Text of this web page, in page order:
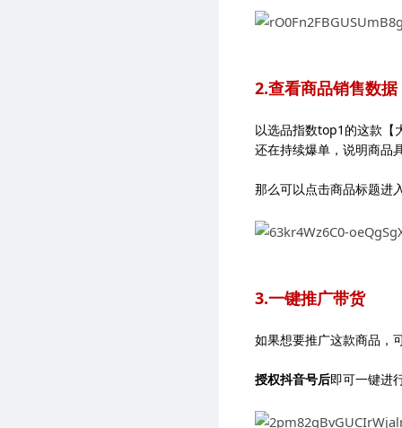
2.查看商品销售数据
以选品指数top1的这款【
还在持续爆单，说明商品
那么可以点击商品标题进
3.一键推广带货
如果想要推广这款商品，
授权抖音号后即可一键进